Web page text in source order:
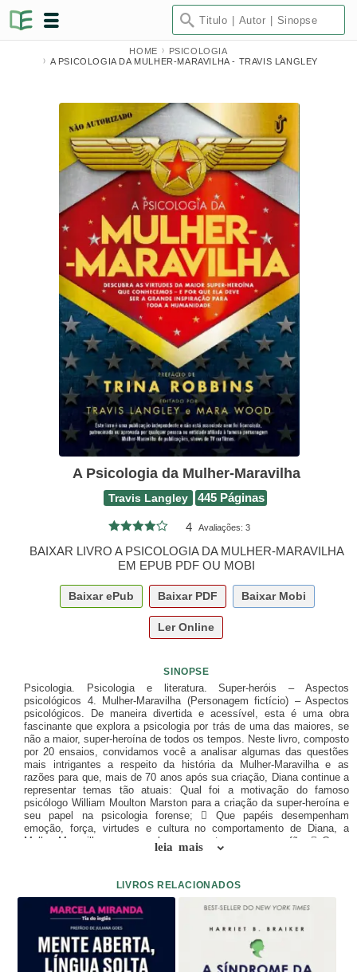
HOME
PSICOLOGIA
A PSICOLOGIA DA MULHER-MARAVILHA - TRAVIS LANGLEY
A Psicologia da Mulher-Maravilha
Travis Langley 445 Páginas
4 Avaliações: 3
BAIXAR LIVRO A PSICOLOGIA DA MULHER-MARAVILHA
EM EPUB PDF OU MOBI
Baixar ePub Baixar PDF Baixar Mobi
Ler Online
SINOPSE
Psicologia. Psicologia e literatura. Super-heróis – Aspectos
psicológicos 4. Mulher-Maravilha (Personagem fictício) – Aspectos
psicológicos. De maneira divertida e acessível, esta é uma obra
fascinante que explora a psicologia por trás de uma das maiores, se
não a maior, super-heroína de todos os tempos. Neste livro, composto
por 20 ensaios, convidamos você a analisar algumas das questões
mais intrigantes a respeito da história da Mulher-Maravilha e as
razões para que, mais de 70 anos após sua criação, Diana continue a
representar temas tão atuais: Qual foi a motivação do famoso
psicólogo William Moulton Marston para a criação da super-heroína e
seu papel na psicologia forense;  Que papéis desempenham
emoção, força, virtudes e cultura no comportamento de Diana, a
Mulher-Maravilha, e o que eles representam para seus fãs;  Como
os estereótipos de gênero podem afetar potenciais lideranças – e o
contribuem para a independência, a moralidade e o altruísmo;  Por
que ela deve ser a grande inspiração para todos nós!
leia mais
LIVROS RELACIONADOS